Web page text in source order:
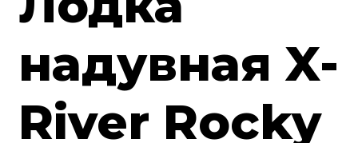
надувная X-
River Rocky